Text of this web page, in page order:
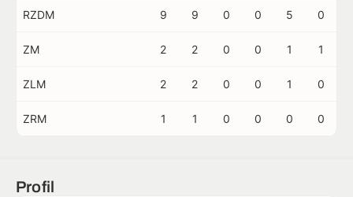
RZDM 9 9 0 0 5 0
ZM 2 2 0 0 1 1
ZLM 2 2 0 0 1 0
ZRM 1 1 0 0 0 0
Profil